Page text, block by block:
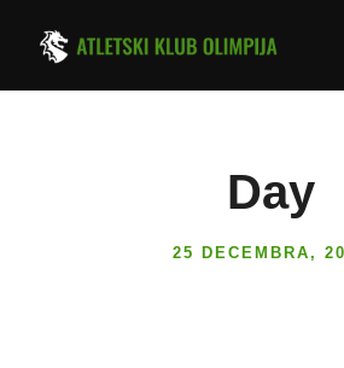
Day
25 DECEMBRA,